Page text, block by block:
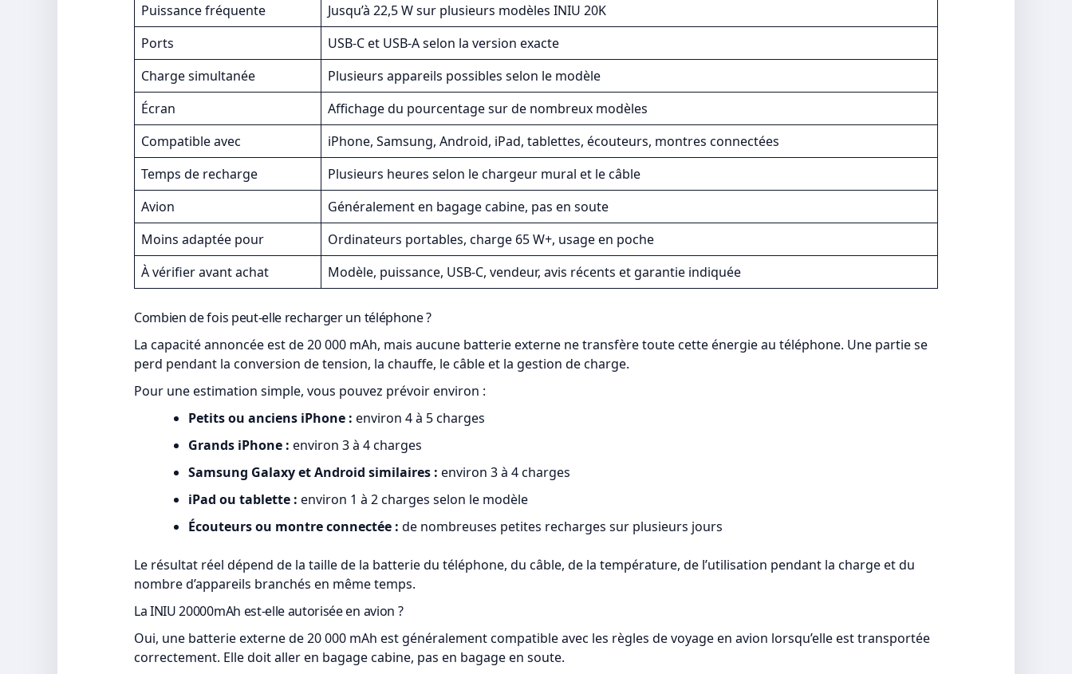
Puissance fréquente
Jusqu’à 22,5 W sur plusieurs modèles INIU 20K
Ports
USB-C et USB-A selon la version exacte
Charge simultanée
Plusieurs appareils possibles selon le modèle
Écran
Affichage du pourcentage sur de nombreux modèles
Compatible avec
iPhone, Samsung, Android, iPad, tablettes, écouteurs, montres connectées
Temps de recharge
Plusieurs heures selon le chargeur mural et le câble
Avion
Généralement en bagage cabine, pas en soute
Moins adaptée pour
Ordinateurs portables, charge 65 W+, usage en poche
À vérifier avant achat
Modèle, puissance, USB-C, vendeur, avis récents et garantie indiquée
Combien de fois peut-elle recharger un téléphone ?
La capacité annoncée est de 20 000 mAh, mais aucune batterie externe ne transfère toute cette énergie au téléphone. Une partie se
perd pendant la conversion de tension, la chauffe, le câble et la gestion de charge.
Pour une estimation simple, vous pouvez prévoir environ :
Petits ou anciens iPhone : environ 4 à 5 charges
Grands iPhone : environ 3 à 4 charges
Samsung Galaxy et Android similaires : environ 3 à 4 charges
iPad ou tablette : environ 1 à 2 charges selon le modèle
Écouteurs ou montre connectée : de nombreuses petites recharges sur plusieurs jours
Le résultat réel dépend de la taille de la batterie du téléphone, du câble, de la température, de l’utilisation pendant la charge et du
nombre d’appareils branchés en même temps.
La INIU 20000mAh est-elle autorisée en avion ?
Oui, une batterie externe de 20 000 mAh est généralement compatible avec les règles de voyage en avion lorsqu’elle est transportée
correctement. Elle doit aller en bagage cabine, pas en bagage en soute.